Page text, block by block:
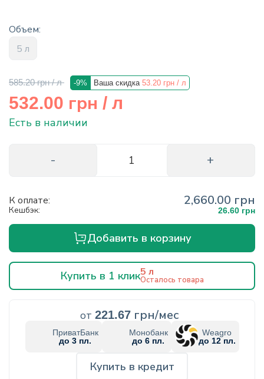
Объем:
5 л
585.20 грн / л -9% Ваша скидка 53.20 грн / л
532.00 грн / л
Есть в наличии
К оплате: 2,660.00 грн
Кешбэк: 26.60 грн
Добавить в корзину
Купить в 1 клик5 л
Осталось товара
от 221.67 грн/мес
ПриватБанк
до 3 пл.
Монобанк
до 6 пл.
Weagro
до 12 пл.
Купить в кредит